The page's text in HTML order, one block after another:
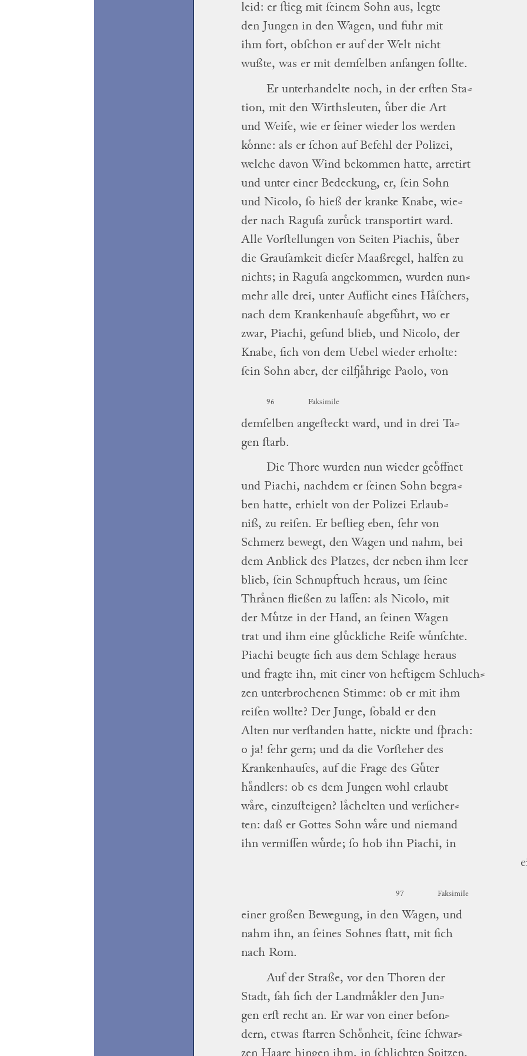
leid: er ſtieg mit ſeinem Sohn aus, legte
den Jungen in den Wagen, und fuhr mit
ihm fort, obſchon er auf der Welt nicht
wußte, was er mit demſelben anfangen ſollte.
Er unterhandelte noch, in der erſten Sta⸗
tion, mit den Wirthsleuten, uͤber die Art
und Weiſe, wie er ſeiner wieder los werden
koͤnne: als er ſchon auf Befehl der Polizei,
welche davon Wind bekommen hatte, arretirt
und unter einer Bedeckung, er, ſein Sohn
und Nicolo, ſo hieß der kranke Knabe, wie⸗
dernach Raguſa zuruͤck transportirt ward.
Alle Vorſtellungen von Seiten Piachis, uͤber
die Grauſamkeit dieſer Maaßregel, halfen zu
nichts; in Raguſa angekommen, wurden nun⸗
mehralle drei, unter Aufſicht eines Haͤſchers,
nach dem Krankenhauſe abgefuͤhrt, wo er
zwar, Piachi, geſund blieb, und Nicolo, der
Knabe, ſich von dem Uebel wieder erholte:
ſein Sohn aber, der eilfjaͤhrige Paolo, von
96 Faksimile
demſelben angeſteckt ward, und in drei Ta⸗
gen ſtarb.
Die Thore wurden nun wieder geoͤffnet
und Piachi, nachdem er ſeinen Sohn begra⸗
ben hatte, erhielt von der Polizei Erlaub⸗
niß, zu reiſen. Er beſtieg eben, ſehr von
Schmerz bewegt, den Wagen und nahm, bei
dem Anblick des Platzes, der neben ihm leer
blieb, ſein Schnupftuch heraus, um ſeine
Thraͤnen fließen zu laſſen: als Nicolo, mit
der Muͤtze in der Hand, an ſeinen Wagen
trat und ihm eine gluͤckliche Reiſe wuͤnſchte.
Piachi beugte ſich aus dem Schlage heraus
und fragte ihn, mit einer von heftigem Schluch⸗
zen unterbrochenen Stimme: ob er mit ihm
reiſen wollte? Der Junge, ſobald er den
Alten nur verſtanden hatte, nickte und ſprach:
o ja! ſehr gern; und da die Vorſteher des
Krankenhauſes, auf die Frage des Guͤter
haͤndlers: ob es dem Jungen wohl erlaubt
waͤre, einzuſteigen? laͤchelten und verſicher⸗
ten: daß er Gottes Sohn waͤre und niemand
ihn vermiſſen wuͤrde; ſo hob ihn Piachi, in
97 Faksimile
einer großen Bewegung, in den Wagen, und
nahm ihn, an ſeines Sohnes ſtatt, mit ſich
nach Rom.
Auf der Straße, vor den Thoren der
Stadt, ſah ſich der Landmaͤklerden Jun⸗
gen erſt recht an. Er war von einer beſon⸗
dern, etwas ſtarren Schoͤnheit, ſeine ſchwar⸗